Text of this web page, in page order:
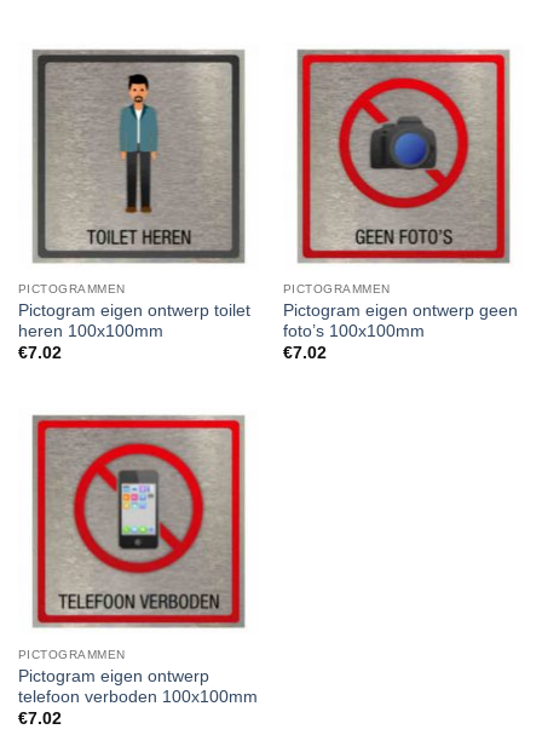
PICTOGRAMMEN
Pictogram eigen ontwerp toilet
heren 100x100mm
€7.02
PICTOGRAMMEN
Pictogram eigen ontwerp geen
foto’s 100x100mm
€7.02
PICTOGRAMMEN
Pictogram eigen ontwerp
telefoon verboden 100x100mm
€7.02